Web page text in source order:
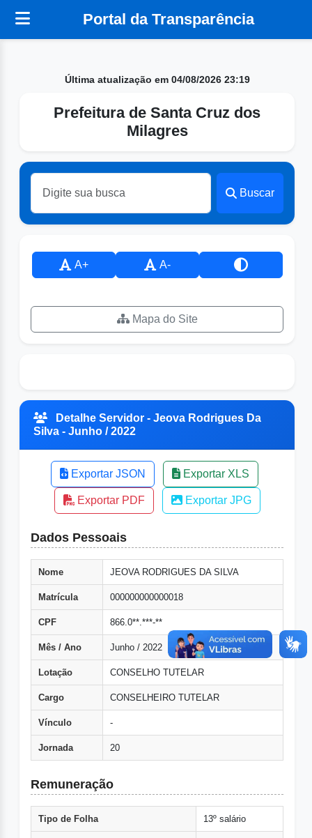
Portal da Transparência
Última atualização em 04/08/2026 23:19
Prefeitura de Santa Cruz dos
Milagres
Buscar
A+ A-
Mapa do Site
Detalhe Servidor - Jeova Rodrigues Da
Silva - Junho / 2022
Exportar JSON Exportar XLS
Exportar PDF Exportar JPG
Dados Pessoais
Nome JEOVA RODRIGUES DA SILVA
Matrícula 000000000000018
CPF 866.0**.***-**
Mês / Ano Junho / 2022
Lotação CONSELHO TUTELAR
Cargo CONSELHEIRO TUTELAR
Vínculo -
Jornada 20
Remuneração
Tipo de Folha 13º salário